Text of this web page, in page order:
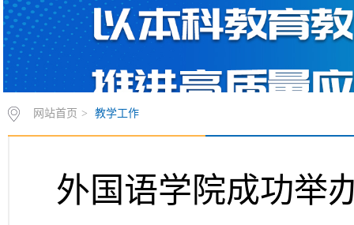
网站首页 > 教学工作
外国语学院成功举